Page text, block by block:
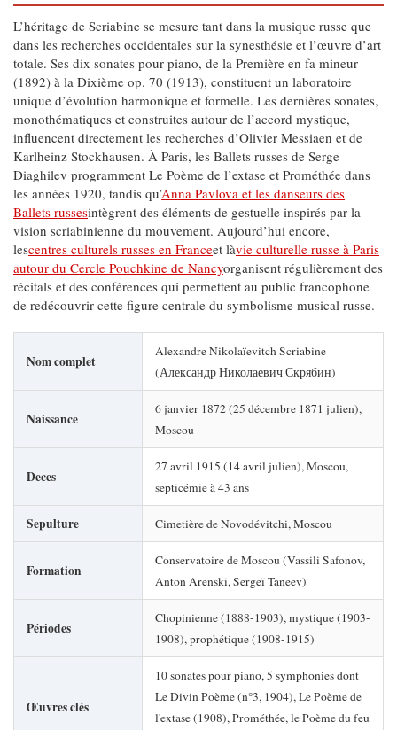
L’héritage de Scriabine se mesure tant dans la musique russe que
dans les recherches occidentales sur la synesthésie et l’œuvre d’art
totale. Ses dix sonates pour piano, de la Première en fa mineur
(1892) à la Dixième op. 70 (1913), constituent un laboratoire
unique d’évolution harmonique et formelle. Les dernières sonates,
monothématiques et construites autour de l’accord mystique,
influencent directement les recherches d’Olivier Messiaen et de
Karlheinz Stockhausen. À Paris, les Ballets russes de Serge
Diaghilev programment Le Poème de l’extase et Prométhée dans
les années 1920, tandis qu’Anna Pavlova et les danseurs des
Ballets russesintègrent des éléments de gestuelle inspirés par la
vision scriabinienne du mouvement. Aujourd’hui encore,
lescentres culturels russes en Franceet làvie culturelle russe à Paris
autour du Cercle Pouchkine de Nancyorganisent régulièrement des
récitals et des conférences qui permettent au public francophone
de redécouvrir cette figure centrale du symbolisme musical russe.
Nom complet
Alexandre Nikolaïevitch Scriabine
(Александр Николаевич Скрябин)
Naissance
6 janvier 1872 (25 décembre 1871 julien),
Moscou
Deces
27 avril 1915 (14 avril julien), Moscou,
septicémie à 43 ans
Sepulture Cimetière de Novodévitchi, Moscou
Formation
Conservatoire de Moscou (Vassili Safonov,
Anton Arenski, Sergeï Taneev)
Périodes
Chopinienne (1888-1903), mystique (1903-
1908), prophétique (1908-1915)
Œuvres clés
10 sonates pour piano, 5 symphonies dont
Le Divin Poème (n°3, 1904), Le Poème de
l'extase (1908), Prométhée, le Poème du feu